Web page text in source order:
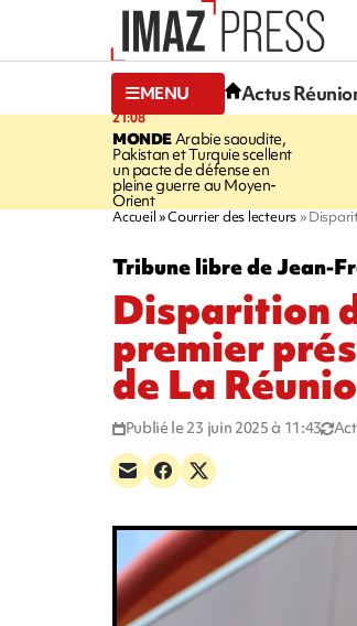
MENU Actus
21:08
MONDE Arabie saoudite,
Pakistan et Turquie scellent
un pacte de défense en
pleine guerre au Moyen-
Orient
Accueil Courrier des lecteurs
Tribune libre de Jean-
Disparition
premier
de La
Publié le 23 juin 2025 à 11:43